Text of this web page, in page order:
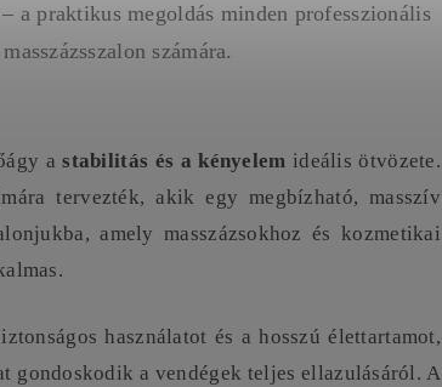
a praktikus megoldás minden professzionális
számára.
astabilitás és a kényelem ideális ötvözete.
tervezték, akik egy megbízható, masszív
amely masszázsokhoz és kozmetikai
használatot és a hosszú élettartamot,
gondoskodik a vendégek teljes ellazulásáról. A